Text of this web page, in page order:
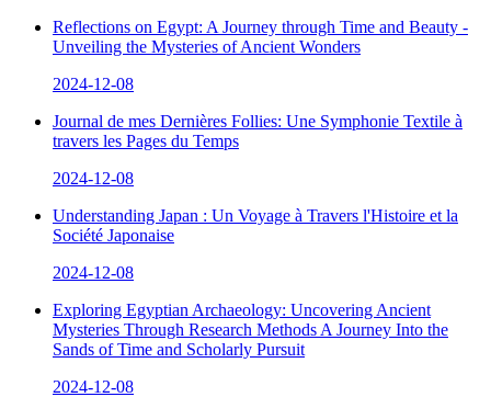
Reflections on Egypt: A Journey through Time and Beauty -
Unveiling the Mysteries of Ancient Wonders
2024-12-08
Journal de mes Dernières Follies: Une Symphonie Textile à
travers les Pages du Temps
2024-12-08
Understanding Japan : Un Voyage à Travers l'Histoire et la
Société Japonaise
2024-12-08
Exploring Egyptian Archaeology: Uncovering Ancient
Mysteries Through Research Methods A Journey Into the
Sands of Time and Scholarly Pursuit
2024-12-08